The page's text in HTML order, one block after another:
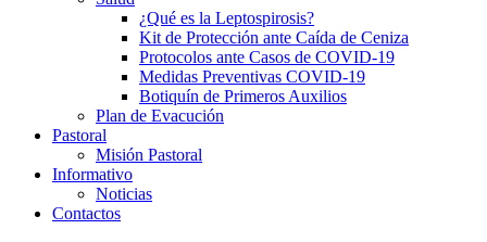
¿Qué es la Leptospirosis?
Kit de Protección ante Caída de Ceniza
Protocolos ante Casos de COVID-19
Medidas Preventivas COVID-19
Botiquín de Primeros Auxilios
Plan de Evacución
Pastoral
Misión Pastoral
Informativo
Noticias
Contactos